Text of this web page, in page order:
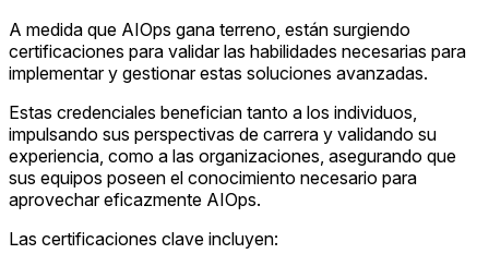
A medida que AIOps gana terreno, están surgiendo
certificaciones para validar las habilidades necesarias para
implementar y gestionar estas soluciones avanzadas.
Estas credenciales benefician tanto a los individuos,
impulsando sus perspectivas de carrera y validando su
experiencia, como a las organizaciones, asegurando que
sus equipos poseen el conocimiento necesario para
aprovechar eficazmente AIOps.
Las certificaciones clave incluyen: